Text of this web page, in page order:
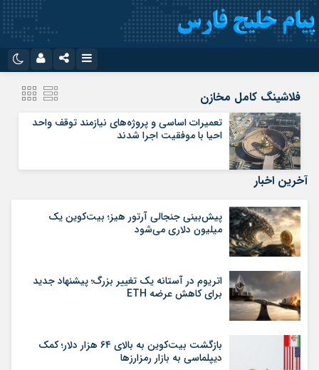
سروش
ایتا
آپارات
رمز عبور
فلاشینگ کامل مخازن
تعمیرات اساسی و پروژه‌های نیازمند توقف واحد
احیا با موفقیت اجرا شدند
آخرین اخبار
پیش‌بینی جنجالی آرتور هیز؛ بیت‌کوین یک
میلیون دلاری می‌شود
اتریوم در آستانه یک تغییر بزرگ؛ پیشنهاد جدید
برای کاهش عرضه ETH
بازگشت بیت‌کوین به بالای ۶۴ هزار دلار؛ کمک
دیپلماسی به بازار رمزارزها